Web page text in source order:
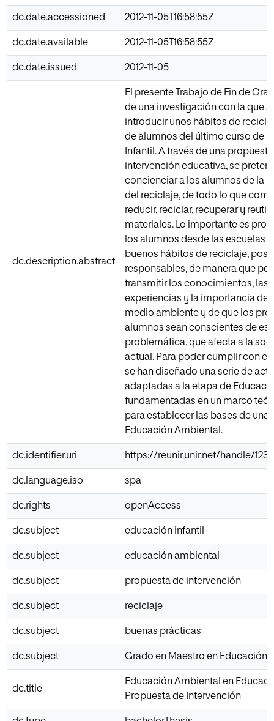
dc.date.accessioned 2012-11-05T16:58:55Z
dc.date.available 2012-11-05T16:58:55Z
dc.date.issued 2012-11-05
dc.description.abstract
El presente Trabajo de Fin de
de una investigación con la que
introducir unos hábitos de
de alumnos del último curso de
Infantil. A través de una
intervención educativa, se
concienciar a los alumnos de la
del reciclaje, de todo lo que
reducir, reciclar, recuperar y
materiales. Lo importante es
los alumnos desde las escuelas
buenos hábitos de reciclaje,
responsables, de manera que
transmitir los conocimientos, las
experiencias y la importancia de
medio ambiente y de que los
alumnos sean conscientes de
problemática, que afecta a la
actual. Para poder cumplir con
se han diseñado una serie de
adaptadas a la etapa de
fundamentadas en un marco
para establecer las bases de una
Educación Ambiental.
dc.identifier.uri https://reunir.unir.net/handle/
dc.language.iso spa
dc.rights openAccess
dc.subject educación infantil
dc.subject educación ambiental
dc.subject propuesta de intervención
dc.subject reciclaje
dc.subject buenas prácticas
dc.subject Grado en Maestro en Educación
dc.title
Educación Ambiental en
Propuesta de Intervención